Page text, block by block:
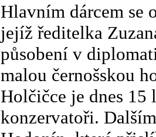
Hlavním dárcem se
jejíž ředitelka
působení v
malou černošskou
Holčičce je dnes 15
konzervatoři.